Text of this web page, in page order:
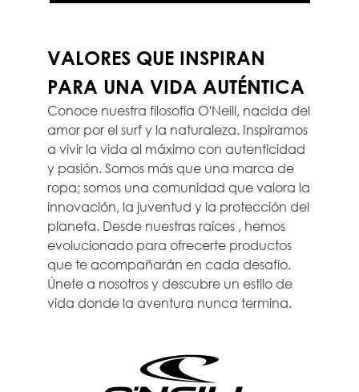
VALORES QUE INSPIRAN
PARA UNA VIDA AUTÉNTICA
Conoce nuestra filosofía O'Neill, nacida del
amor por el surf y la naturaleza. Inspiramos
a vivir la vida al máximo con autenticidad
y pasión. Somos más que una marca de
ropa; somos una comunidad que valora la
innovación, la juventud y la protección del
planeta. Desde nuestras raíces , hemos
evolucionado para ofrecerte productos
que te acompañarán en cada desafío.
Únete a nosotros y descubre un estilo de
vida donde la aventura nunca termina.